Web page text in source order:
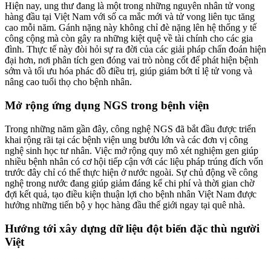
Hiện nay, ung thư đang là một trong những nguyên nhân tử vong
hàng đầu tại Việt Nam với số ca mắc mới và tử vong liên tục tăng
cao mỗi năm. Gánh nặng này không chỉ đè nặng lên hệ thống y tế
công cộng mà còn gây ra những kiệt quệ về tài chính cho các gia
đình. Thực tế này đòi hỏi sự ra đời của các giải pháp chẩn đoán hiện
đại hơn, nơi phân tích gen đóng vai trò nòng cốt để phát hiện bệnh
sớm và tối ưu hóa phác đồ điều trị, giúp giảm bớt tỉ lệ tử vong và
nâng cao tuổi thọ cho bệnh nhân.
Mở rộng ứng dụng NGS trong bệnh viện
Trong những năm gần đây, công nghệ NGS đã bắt đầu được triển
khai rộng rãi tại các bệnh viện ung bướu lớn và các đơn vị công
nghệ sinh học tư nhân. Việc mở rộng quy mô xét nghiệm gen giúp
nhiều bệnh nhân có cơ hội tiếp cận với các liệu pháp trúng đích vốn
trước đây chỉ có thể thực hiện ở nước ngoài. Sự chủ động về công
nghệ trong nước đang giúp giảm đáng kể chi phí và thời gian chờ
đợi kết quả, tạo điều kiện thuận lợi cho bệnh nhân Việt Nam được
hưởng những tiến bộ y học hàng đầu thế giới ngay tại quê nhà.
Hướng tới xây dựng dữ liệu đột biến đặc thù người
Việt